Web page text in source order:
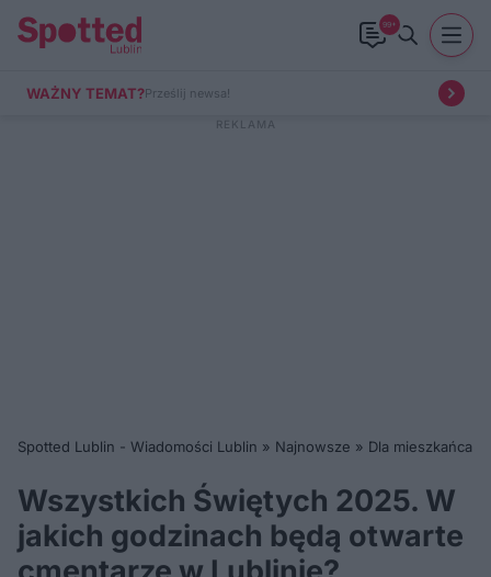
99+
WAŻNY TEMAT?Prześlij newsa!
Spotted Lublin - Wiadomości Lublin » Najnowsze » Dla mieszkańca
Wszystkich Świętych 2025. W
jakich godzinach będą otwarte